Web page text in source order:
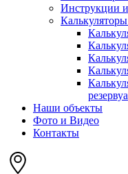
Инструкции
Наши объекты
Фото и Видео
Контакты